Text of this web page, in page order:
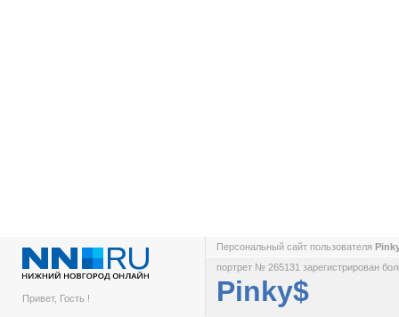
Привет, Гость !
Персональный сайт пользователя
портрет № 265131 зарегистрирован
Pinky$